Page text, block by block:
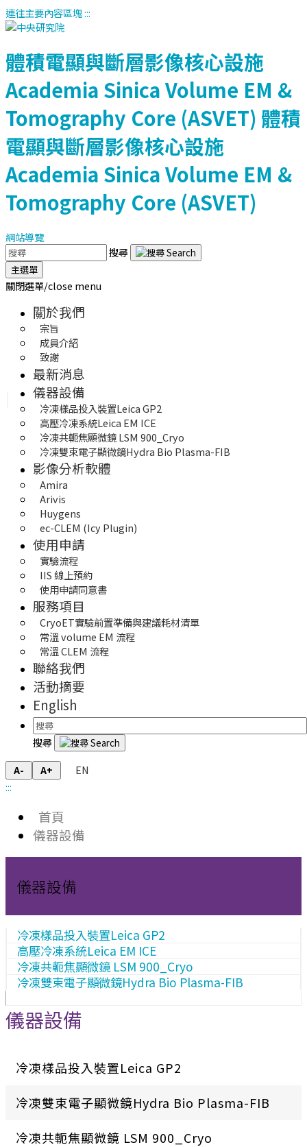
連往主要內容區塊:::
體積電顯與斷層影像核心設施
Academia Sinica Volume EM &
Tomography Core (ASVET) 體積
電顯與斷層影像核心設施
Academia Sinica Volume EM &
Tomography Core (ASVET)
網站導覽
搜尋
主選單
關閉選單/close menu
關於我們
宗旨
成員介紹
致謝
最新消息
儀器設備
冷凍樣品投入裝置Leica GP2
高壓冷凍系統Leica EM ICE
冷凍共軛焦顯微鏡 LSM 900_Cryo
冷凍雙束電子顯微鏡Hydra Bio Plasma-FIB
影像分析軟體
Amira
Arivis
Huygens
ec-CLEM (Icy Plugin)
使用申請
實驗流程
IIS 線上預約
使用申請同意書
服務項目
CryoET實驗前置準備與建議耗材清單
常溫 volume EM 流程
常溫 CLEM 流程
聯絡我們
活動摘要
English
搜尋
A- A+
EN
:::
首頁
儀器設備
儀器設備
冷凍樣品投入裝置Leica GP2
高壓冷凍系統Leica EM ICE
冷凍共軛焦顯微鏡 LSM 900_Cryo
冷凍雙束電子顯微鏡Hydra Bio Plasma-FIB
儀器設備
冷凍樣品投入裝置Leica GP2
冷凍雙束電子顯微鏡Hydra Bio Plasma-FIB
冷凍共軛焦顯微鏡 LSM 900_Cryo